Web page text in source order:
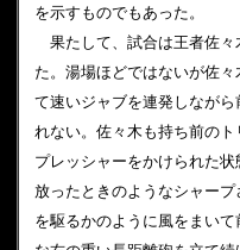
を示すものでもあった。
果たして、試合は王者佐々
た。湯場ほどではないが佐
て速いジャブを連発しなが
れない。佐々木も持ち前のト
プレッシャーをかけられた
放ったときのようなシャー
を駆るかのように風をまい